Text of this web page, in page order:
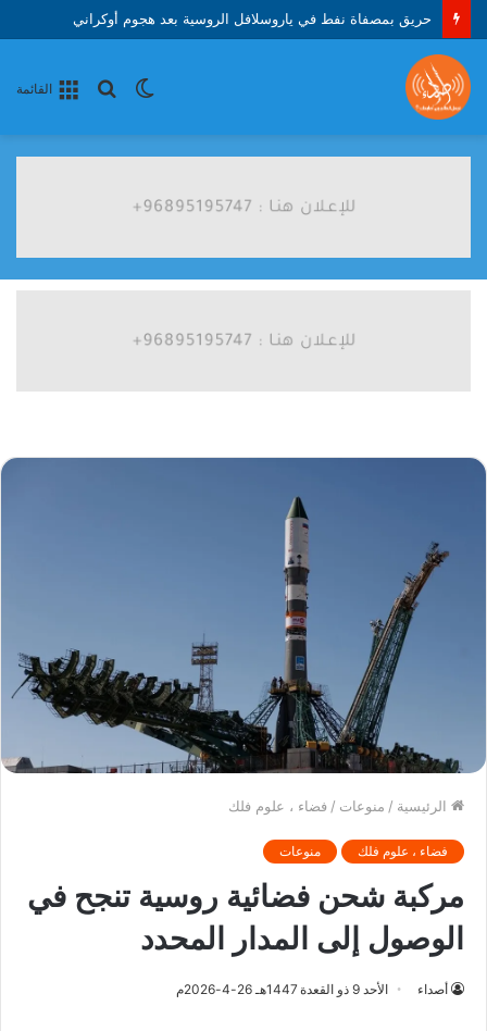
حريق بمصفاة نفط في ياروسلافل الروسية بعد هجوم أوكراني
القائمة
بحث الوضع
الرئيسية / منوعات / فضاء ، علوم فلك
فضاء ، علوم فلك منوعات
مركبة شحن فضائية روسية تنجح في
الوصول إلى المدار المحدد
أصداء الأحد 9 ذو القعدة 1447هـ 26-4-2026م